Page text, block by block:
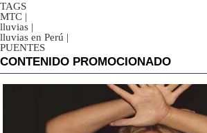
TAGS
MTC |
lluvias |
lluvias en Perú |
PUENTES